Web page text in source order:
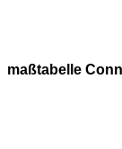
maßtabelle